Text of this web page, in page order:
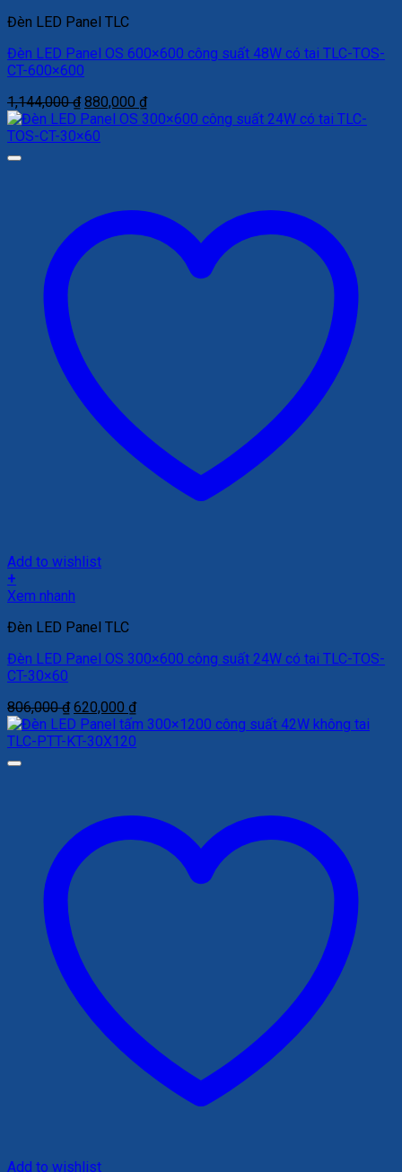
Đèn LED Panel TLC
Đèn LED Panel OS 600×600 công suất 48W có tai TLC-TOS-
CT-600×600
1,144,000₫ Giá
gốc
là:
880,000 ₫Giá
hiện
Add to wishlist
+
Xem nhanh
Đèn LED Panel TLC
Đèn LED Panel OS 300×600 công suất 24W có tai TLC-TOS-
CT-30×60
806,000₫ Giá
gốc
là:
620,000 ₫Giá
hiện
Add to wishlist